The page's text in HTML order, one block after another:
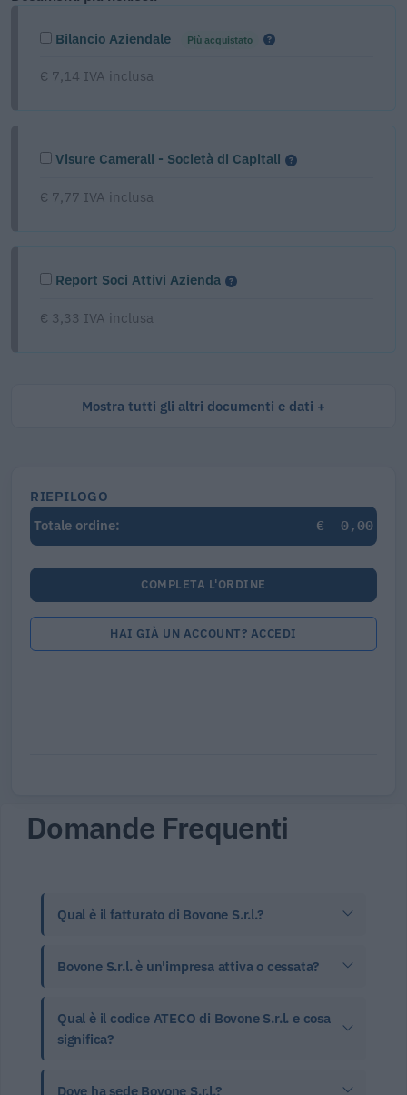
Bilancio Aziendale Più acquistato
€ 7,14 IVA inclusa
Visure Camerali - Società di Capitali
€ 7,77 IVA inclusa
Report Soci Attivi Azienda
€ 3,33 IVA inclusa
Mostra tutti gli altri documenti e dati
RIEPILOGO
Totale ordine:
€ 0,00
COMPLETA L'ORDINE
HAI GIÀ UN ACCOUNT? ACCEDI
Domande Frequenti
Qual è il fatturato di Bovone S.r.l.?
Bovone S.r.l. è un'impresa attiva o cessata?
Qual è il codice ATECO di Bovone S.r.l. e cosa
significa?
Dove ha sede Bovone S.r.l.?